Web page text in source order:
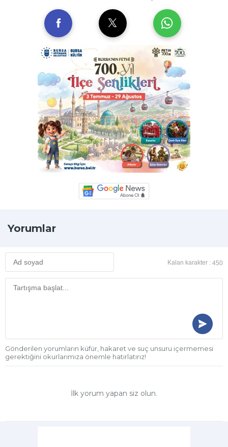
Yorumlar
Kalan karakter : 450
Gönderilen yorumların küfür, hakaret ve suç unsuru içermemesi
gerektiğini okurlarımıza önemle hatırlatırız!
İlk yorum yapan siz olun.